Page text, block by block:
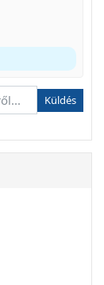
Küldés